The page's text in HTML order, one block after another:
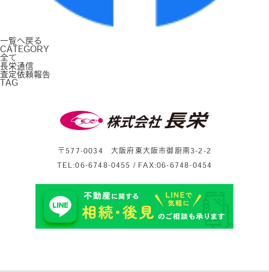
一覧へ戻る
CATEGORY
全て
長栄通信
査定依頼報告
TAG
〒577-0034 大阪府東大阪市御厨南3-2-2
TEL:06-6748-0455 / FAX:06-6748-0454